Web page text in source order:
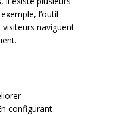
l’outil
naviguent
configurant